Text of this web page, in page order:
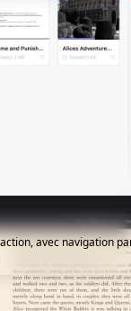
avec navigation